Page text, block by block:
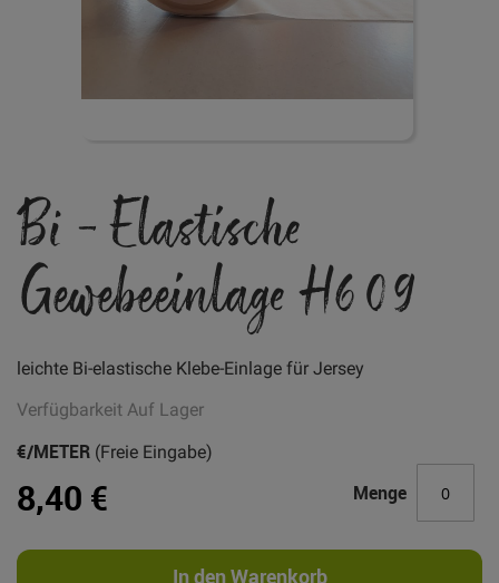
der
Bildgalerie
springen
Bi - Elastische
Gewebeeinlage H609
leichte Bi-elastische Klebe-Einlage für Jersey
VerfügbarkeitAuf Lager
8,40 €
€/METER (Freie Eingabe)
Menge
In den Warenkorb